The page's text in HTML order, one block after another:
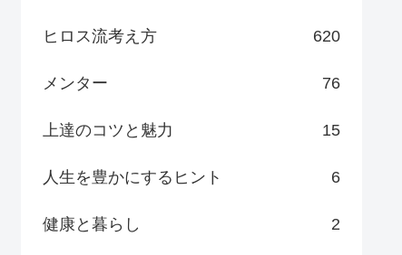
ヒロス流考え方 620
メンター 76
上達のコツと魅力 15
人生を豊かにするヒント 6
健康と暮らし 2